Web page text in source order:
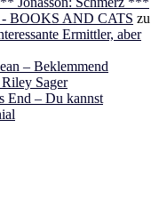
- BOOKS AND CATS zu
Ermittler, aber
– Beklemmend
Sager
End – Du kannst